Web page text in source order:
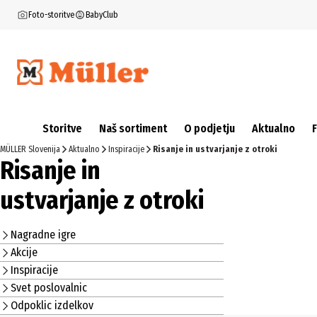
Foto-storitve BabyClub
Storitve Naš sortiment O podjetju Aktualno
MÜLLER Slovenija Aktualno Inspiracije Risanje in ustvarjanje z otroki
Risanje in
ustvarjanje z otroki
Nagradne igre
Akcije
Inspiracije
Svet poslovalnic
Odpoklic izdelkov